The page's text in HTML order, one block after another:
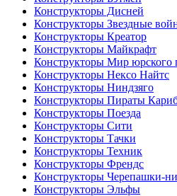
Конструкторы Дисней
Конструкторы Звездные
Конструкторы Креатор
Конструкторы Майкрафт
Конструкторы Мир юрского
Конструкторы Нексо Найтс
Конструкторы Ниндзяго
Конструкторы Пираты
Конструкторы Поезда
Конструкторы Сити
Конструкторы Тачки
Конструкторы Техник
Конструкторы Френдс
Конструкторы Черепашки-
Конструкторы Эльфы